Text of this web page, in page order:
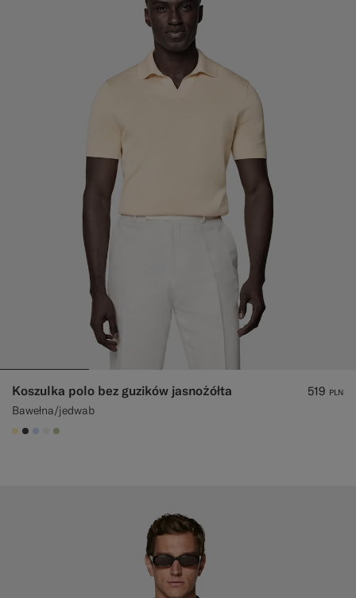
Koszulka polo bez guzików jasnożółta
Bawełna/jedwab
519 PLN
#FFEFB5
#3d4043
#CCDCF9
#F1EFE8
#BDC9A0